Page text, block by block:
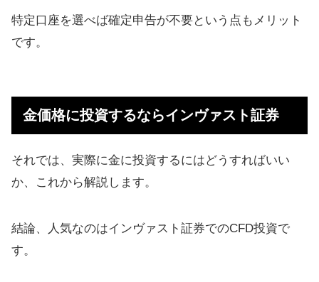
特定口座を選べば確定申告が不要という点もメリット
です。
金価格に投資するならインヴァスト証券
それでは、実際に金に投資するにはどうすればいい
か、これから解説します。
結論、人気なのはインヴァスト証券でのCFD投資で
す。